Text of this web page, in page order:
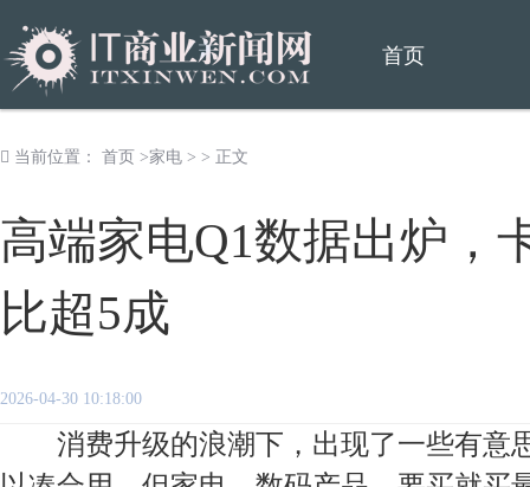
首页
当前位置： 首页 >家电 > > 正文
高端家电Q1数据出炉，
比超5成
2026-04-30 10:18:00
消费升级的浪潮下，出现了一些有意